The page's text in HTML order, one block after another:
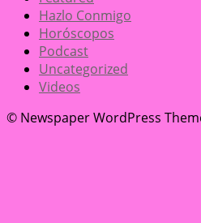
Hazlo Conmigo
Horóscopos
Podcast
Uncategorized
Videos
© Newspaper WordPress